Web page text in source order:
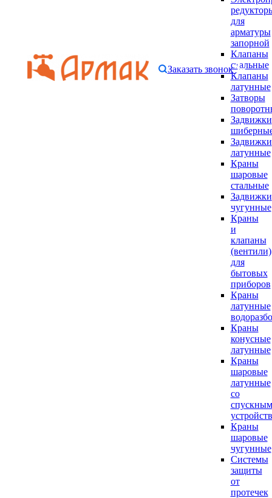
для
арматуры
запорной
Клапаны
стальные
Клапаны
латунные
Затворы
Задвижки
Задвижки
латунные
Краны
шаровые
стальные
Задвижки
чугунные
Краны
и
клапаны
(вентили)
для
бытовых
приборов
Краны
латунные
Краны
конусные
латунные
Краны
шаровые
латунные
со
спускным
Краны
шаровые
чугунные
Системы
защиты
от
протечек
Заказать звонок